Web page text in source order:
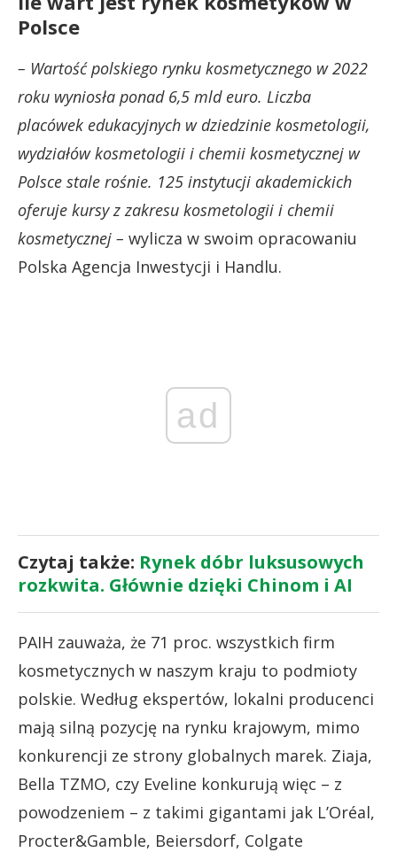
Polsce
– Wartość polskiego rynku kosmetycznego w 2022
roku wyniosła ponad 6,5 mld euro. Liczba
placówek edukacyjnych w dziedzinie kosmetologii,
wydziałów kosmetologii i chemii kosmetycznej w
Polsce stale rośnie. 125 instytucji akademickich
oferuje kursy z zakresu kosmetologii i chemii
kosmetycznej – wylicza w swoim opracowaniu
Polska Agencja Inwestycji i Handlu.
ad
Czytaj także: Rynek dóbr luksusowych
rozkwita. Głównie dzięki Chinom i AI
PAIH zauważa, że 71 proc. wszystkich firm
kosmetycznych w naszym kraju to podmioty
polskie. Według ekspertów, lokalni producenci
mają silną pozycję na rynku krajowym, mimo
konkurencji ze strony globalnych marek. Ziaja,
Bella TZMO, czy Eveline konkurują więc – z
powodzeniem – z takimi gigantami jak L’Oréal,
Procter&Gamble, Beiersdorf, Colgate